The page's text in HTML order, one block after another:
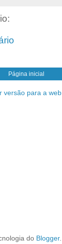
Página inicial
versão para a web
do Blogger.